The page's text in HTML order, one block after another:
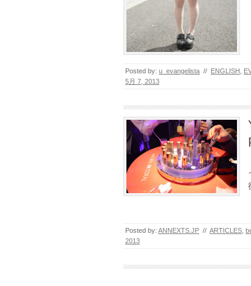
Posted by: u_evangelista // ENGLISH
5月 7, 2013
Posted by: ANNEXTS.JP // ARTICLES
2013